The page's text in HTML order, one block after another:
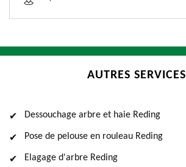
AUTRES SERVICES
Dessouchage arbre et haie Reding
Pose de pelouse en rouleau Reding
Elagage d'arbre Reding